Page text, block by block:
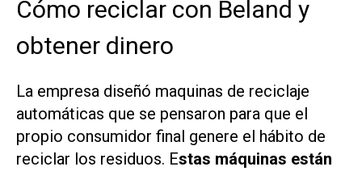
Cómo reciclar con Beland y
obtener dinero
La empresa diseñó maquinas de reciclaje
automáticas que se pensaron para que el
propio consumidor final genere el hábito de
reciclar los residuos. Estas máquinas están